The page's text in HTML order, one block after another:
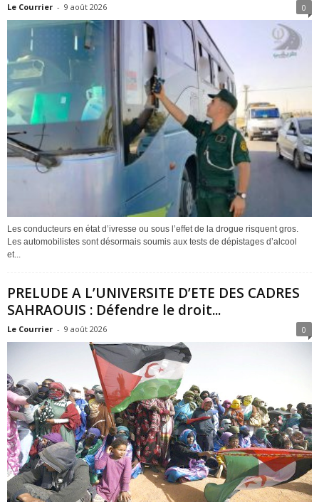
Le Courrier - 9 août 2026 0
Les conducteurs en état d’ivresse ou sous l’effet de la drogue risquent gros.
Les automobilistes sont désormais soumis aux tests de dépistages d’alcool
et...
PRELUDE A L’UNIVERSITE D’ETE DES CADRES
SAHRAOUIS : Défendre le droit...
Le Courrier - 9 août 2026 0